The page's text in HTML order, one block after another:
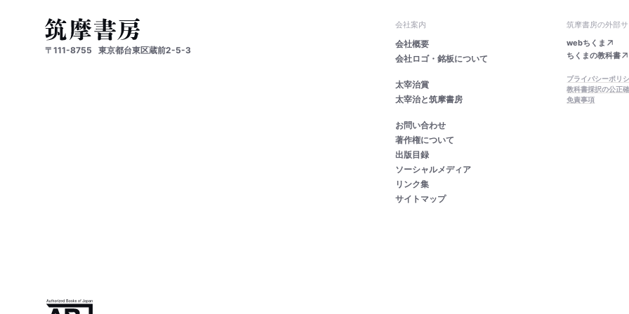
〒111-8755 東京都台東区蔵前2-5-3
会社案内
会社概要
会社ロゴ・銘板について
太宰治賞
太宰治と筑摩書房
お問い合わせ
著作権について
出版目録
ソーシャルメディア
リンク集
サイトマップ
筑摩書房の外部サ
webちくま
ちくまの教科書
プライバシーポリ
教科書採択の公正
免責事項